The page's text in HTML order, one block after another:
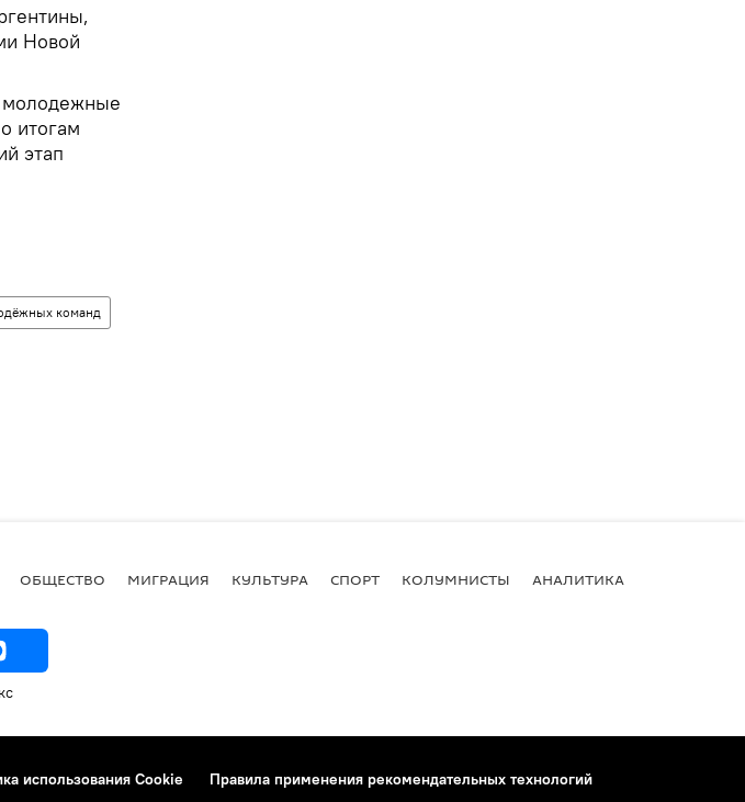
Новой
молодежные
итогам
этап
команд
ОБЩЕСТВО МИГРАЦИЯ КУЛЬТУРА СПОРТ КОЛУМНИСТЫ АНАЛИТИКА
использования Cookie
Правила применения рекомендательных технологий